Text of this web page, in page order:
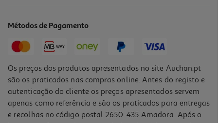
Métodos de Pagamento
Os preços dos produtos apresentados no site Auchan.pt
são os praticados nas compras online. Antes do registo e
autenticação do cliente os preços apresentados servem
apenas como referência e são os praticados para entregas
e recolhas no código postal 2650-435 Amadora. Após o